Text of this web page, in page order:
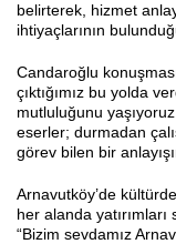
belirterek, hizmet
ihtiyaçlarının
Candaroğlu
çıktığımız bu yolda
mutluluğunu
eserler; durmadan
görev bilen bir
Arnavutköy’de
her alanda
“Bizim sevdamız